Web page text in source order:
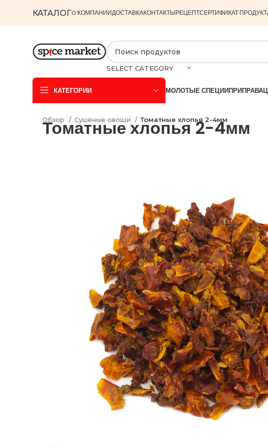
КАТАЛОГO КОМПАНИИДОСТАВКАКОНТАКТЫРЕЦЕПТСЕРТИФИКАТ
SELECT CATEGORY
КАТЕГОРИИ МОЛОТЫЕ СПЕЦИИПРИПРАВА
Обзор Сушёные овощи Томатные хлопья 2-4мм
Томатные хлопья 2-4мм